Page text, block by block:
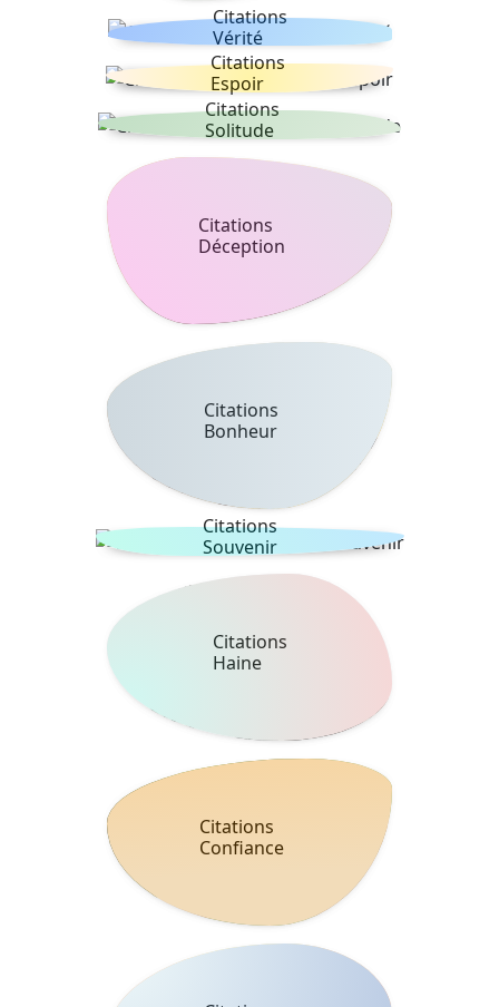
Citations
Vérité
Citations
Espoir
Citations
Solitude
Citations
Déception
Citations
Bonheur
Citations
Souvenir
Citations
Haine
Citations
Confiance